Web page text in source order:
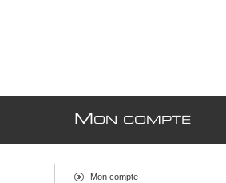
M ON COMPTE
Mon compte